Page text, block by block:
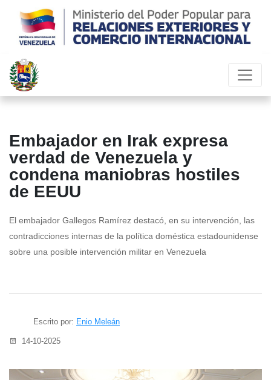
Embajador en Irak expresa
verdad de Venezuela y
condena maniobras hostiles
de EEUU
El embajador Gallegos Ramírez destacó, en su intervención, las
contradicciones internas de la política doméstica estadounidense
sobre una posible intervención militar en Venezuela
Escrito por: Enio Meleán
14-10-2025